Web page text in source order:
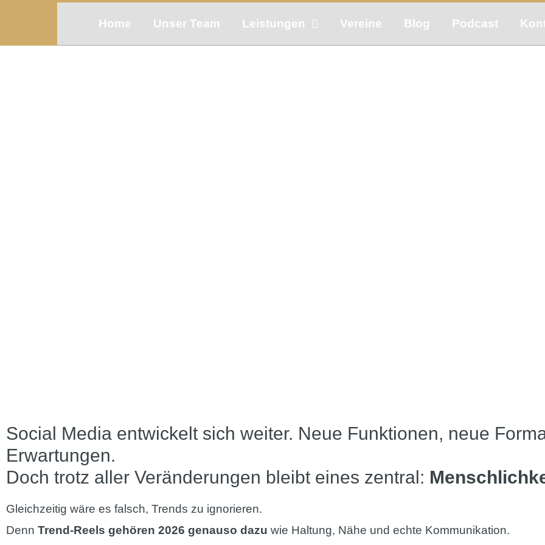
Home Unser Team Leistungen Vereine Blog Podcast
Social Media entwickelt sich weiter. Neue Funktionen, neue
Erwartungen.
Doch trotz aller Veränderungen bleibt eines zentral:
Gleichzeitig wäre es falsch, Trends zu ignorieren.
Denn Trend-Reels gehören 2026 genauso dazu wie Haltung, Nähe und echte Kommunikation.